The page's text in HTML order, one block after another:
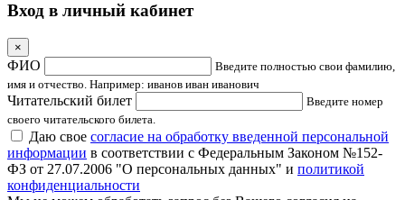
Вход в личный кабинет
×
ФИО
Введите полностью свои фамилию,
имя и отчество. Например: иванов иван иванович
Читательский билет
Введите номер
своего читательского билета.
Даю свое согласие на обработку введенной персональной
информации в соответствии с Федеральным Законом №152-
ФЗ от 27.07.2006 "О персональных данных" и политикой
конфиденциальности